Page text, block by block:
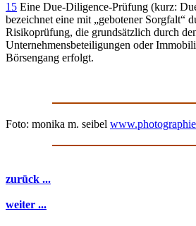
15 Eine Due-Diligence-Prüfung (kurz:
bezeichnet eine mit „gebotener Sorgfalt“
Risikoprüfung, die grundsätzlich durch
Unternehmensbeteiligungen oder
Börsengang erfolgt.
Foto: monika m. seibel
zurück ...
weiter ...